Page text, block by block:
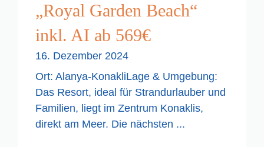
„Royal Garden Beach“
inkl. AI ab 569€
16. Dezember 2024
Ort: Alanya-KonakliLage & Umgebung:
Das Resort, ideal für Strandurlauber und
Familien, liegt im Zentrum Konaklis,
direkt am Meer. Die nächsten ...